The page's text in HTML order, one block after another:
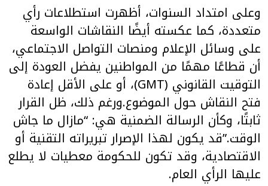
وعلى امتداد السنوات، أظهرت استطلاعات رأي
متعددة، كما عكسته أيضًا النقاشات الواسعة
على وسائل الإعلام ومنصات التواصل الاجتماعي،
أن قطاعًا مهمًا من المواطنين يفضل العودة إلى
التوقيت القانوني (GMT)، أو على الأقل إعادة
فتح النقاش حول الموضوع.ورغم ذلك، ظل القرار
ثابتًا، وكأن الرسالة الضمنية هي: “مازال ما جاش
الوقت.”قد يكون لهذا الإصرار تبريراته التقنية أو
الاقتصادية، وقد تكون للحكومة معطيات لا يطلع
عليها الرأي العام.